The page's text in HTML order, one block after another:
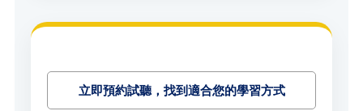
立即預約試聽，找到適合您的學習方式